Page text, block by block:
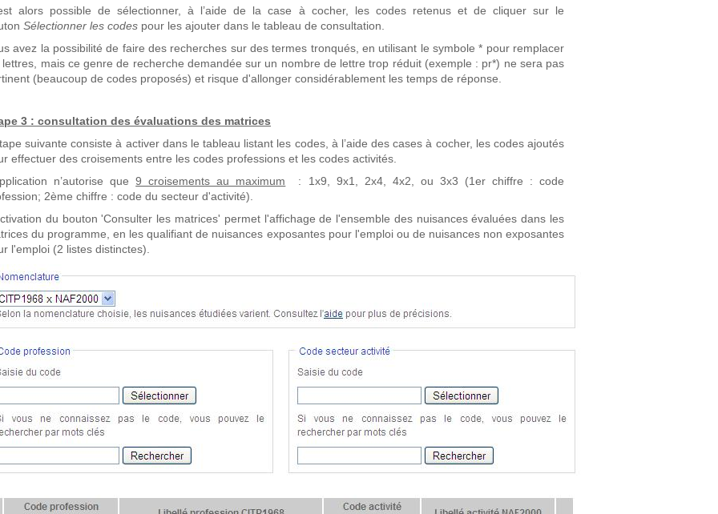
alors possible de sélectionner, à l’aide de la case à cocher, les codes retenus et de cliquer sur le
Sélectionner les codes pour les ajouter dans le tableau de consultation.
avez la possibilité de faire des recherches sur des termes tronqués, en utilisant le symbole * pour remplacer
lettres, mais ce genre de recherche demandée sur un nombre de lettre trop réduit (exemple : pr*) ne sera pas
(beaucoup de codes proposés) et risque d'allonger considérablement les temps de réponse.
3 : consultation des évaluations des matrices
suivante consiste à activer dans le tableau listant les codes, à l’aide des cases à cocher, les codes ajoutés
effectuer des croisements entre les codes professions et les codes activités.
n’autorise que9 croisements au maximum : 1x9, 9x1, 2x4, 4x2, ou 3x3 (1er chiffre : code
2ème chiffre : code du secteur d'activité).
du bouton 'Consulter les matrices' permet l'affichage de l'ensemble des nuisances évaluées dans les
du programme, en les qualifiant de nuisances exposantes pour l'emploi ou de nuisances non exposantes
l'emploi (2 listes distinctes).